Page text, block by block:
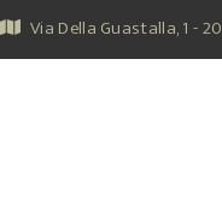
Skip
to
content
Via Della Guastalla, 1 -